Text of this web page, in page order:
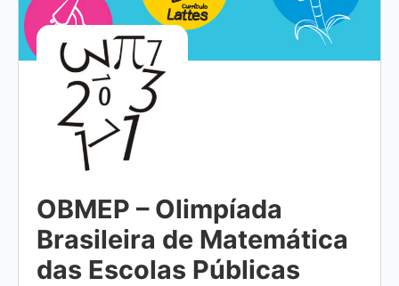
OBMEP – Olimpíada
Brasileira de Matemática
das Escolas Públicas